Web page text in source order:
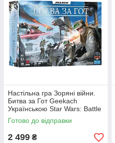
Настільна гра Зоряні війни.
Битва за Гот Geekach
Українською Star Wars: Battle
of Hoth (UA)
Готово до відправки
2 499 ₴